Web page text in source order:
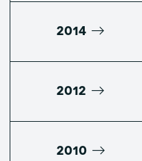
2014
2012
2010